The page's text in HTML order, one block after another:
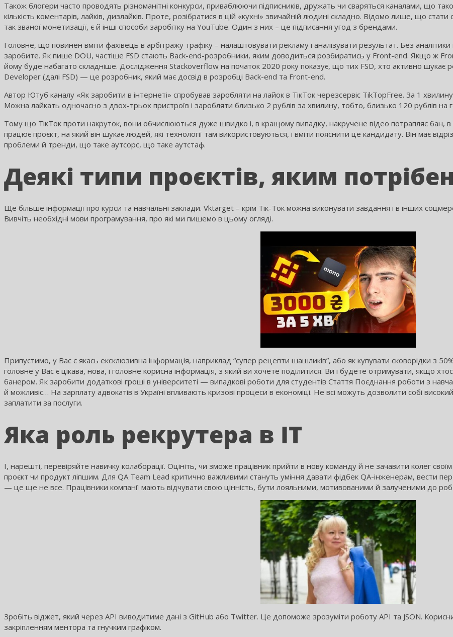
Також блогери часто проводять різноманітні конкурси, приваблюючи підписників, дружать чи сваряться каналами, що
кількість коментарів, лайків, дизлайків. Проте, розібратися в цій «кухні» звичайній людині складно. Відомо лише, що
так званої монетизації, є й інші способи заробітку на YouTube. Один з них – це підписання угод з брендами.
Головне, що повинен вміти фахівець в арбітражу трафіку – налаштовувати рекламу і аналізувати результат. Без
заробите. Як пише DOU, частіше FSD стають Back-end-розробники, яким доводиться розбиратись у Front-end. Якщо ж
йому буде набагато складніше. Дослідження Stackoverflow на початок 2020 року показує, що тих FSD, хто активно
Developer (далі FSD) — це розробник, який має досвід в розробці Back-end та Front-end.
Автор Ютуб каналу «Як заробити в інтернеті» спробував заробляти на лайок в ТікТок черезсервіс TikTopFree. За 1
Можна лайкать одночасно з двох-трьох пристроїв і заробляти близько 2 рублів за хвилину, тобто, близько 120 рублів на
Тому що ТікТок проти накруток, вони обчислюються дуже швидко і, в кращому випадку, накручене відео потрапляє бан,
працює проєкт, на який він шукає людей, які технології там використовуються, і вміти пояснити це кандидату. Він має
проблеми й тренди, що таке аутсорс, що таке аутстаф.
Деякі типи проєктів, яким потрібен
Ще більше інформації про курси та навчальні заклади. Vktarget – крім Тік-Ток можна виконувати завдання і в інших
Вивчіть необхідні мови програмування, про які ми пишемо в цьому огляді.
Припустимо, у Вас є якась ексклюзивна інформація, наприклад “супер рецепти шашликів”, або як купувати сковорідки з
головне у Вас є цікава, нова, і головне корисна інформація, з який ви хочете поділитися. Ви і будете отримувати, якщо
банером. Як заробити додаткові гроші в університеті — випадкові роботи для студентів Стаття Поєднання роботи з
й можливіс… На зарплату адвокатів в Україні впливають кризові процеси в економіці. Не всі можуть дозволити собі
заплатити за послуги.
Яка роль рекрутера в IT
І, нарешті, перевіряйте навичку колаборації. Оцініть, чи зможе працівник прийти в нову команду й не зачавити колег
проєкт чи продукт ліпшим. Для QA Team Lead критично важливими стануть уміння давати фідбек QA-інженерам, вести
— це ще не все. Працівники компанії мають відчувати свою цінність, бути лояльними, мотивованими й залученими до
Зробіть віджет, який через API виводитиме дані з GitHub або Twitter. Це допоможе зрозуміти роботу API та JSON.
закріпленням ментора та гнучким графіком.